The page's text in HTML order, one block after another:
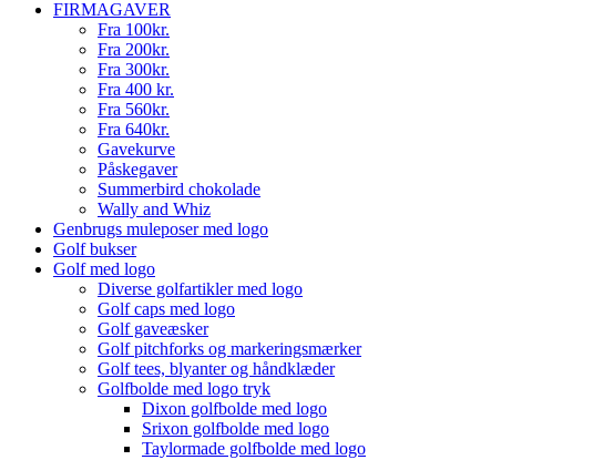
FIRMAGAVER
Fra 100kr.
Fra 200kr.
Fra 300kr.
Fra 400 kr.
Fra 560kr.
Fra 640kr.
Gavekurve
Påskegaver
Summerbird chokolade
Wally and Whiz
Genbrugs muleposer med logo
Golf bukser
Golf med logo
Diverse golfartikler med logo
Golf caps med logo
Golf gaveæsker
Golf pitchforks og markeringsmærker
Golf tees, blyanter og håndklæder
Golfbolde med logo tryk
Dixon golfbolde med logo
Srixon golfbolde med logo
Taylormade golfbolde med logo